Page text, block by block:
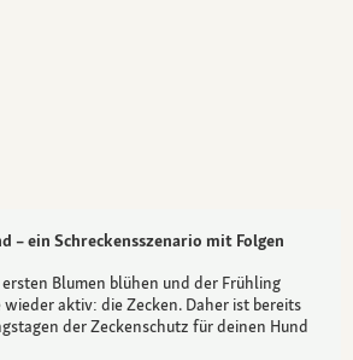
– ein Schreckensszenario mit Folgen
Blumen blühen und der Frühling
aktiv: die Zecken. Daher ist bereits
der Zeckenschutz für deinen Hund